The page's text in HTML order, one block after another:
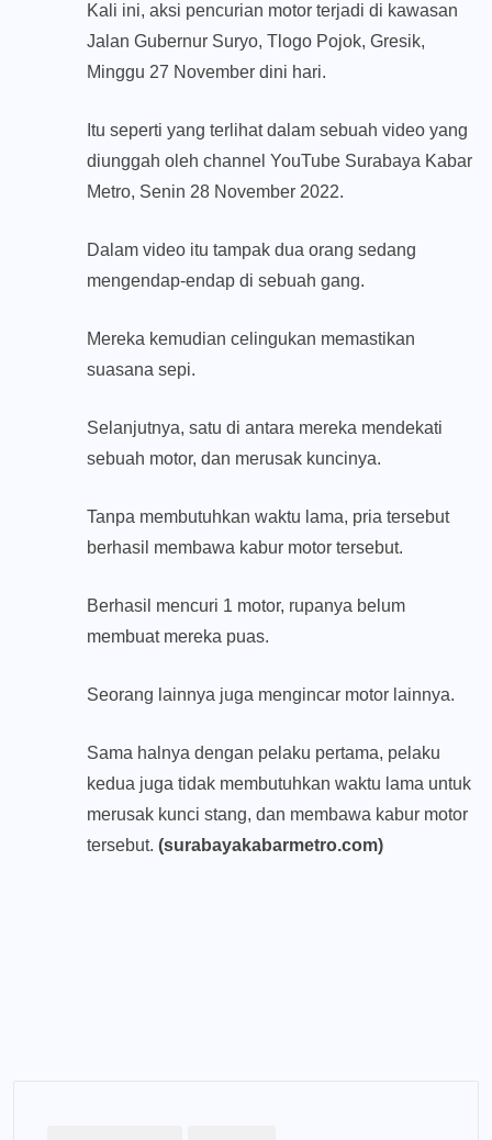
Kali ini, aksi pencurian motor terjadi di kawasan
Jalan Gubernur Suryo, Tlogo Pojok, Gresik,
Minggu 27 November dini hari.
Itu seperti yang terlihat dalam sebuah video yang
diunggah oleh channel YouTube Surabaya Kabar
Metro, Senin 28 November 2022.
Dalam video itu tampak dua orang sedang
mengendap-endap di sebuah gang.
Mereka kemudian celingukan memastikan
suasana sepi.
Selanjutnya, satu di antara mereka mendekati
sebuah motor, dan merusak kuncinya.
Tanpa membutuhkan waktu lama, pria tersebut
berhasil membawa kabur motor tersebut.
Berhasil mencuri 1 motor, rupanya belum
membuat mereka puas.
Seorang lainnya juga mengincar motor lainnya.
Sama halnya dengan pelaku pertama, pelaku
kedua juga tidak membutuhkan waktu lama untuk
merusak kunci stang, dan membawa kabur motor
tersebut. (surabayakabarmetro.com)